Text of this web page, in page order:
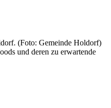
(Foto: Gemeinde Holdorf)
und deren zu erwartende